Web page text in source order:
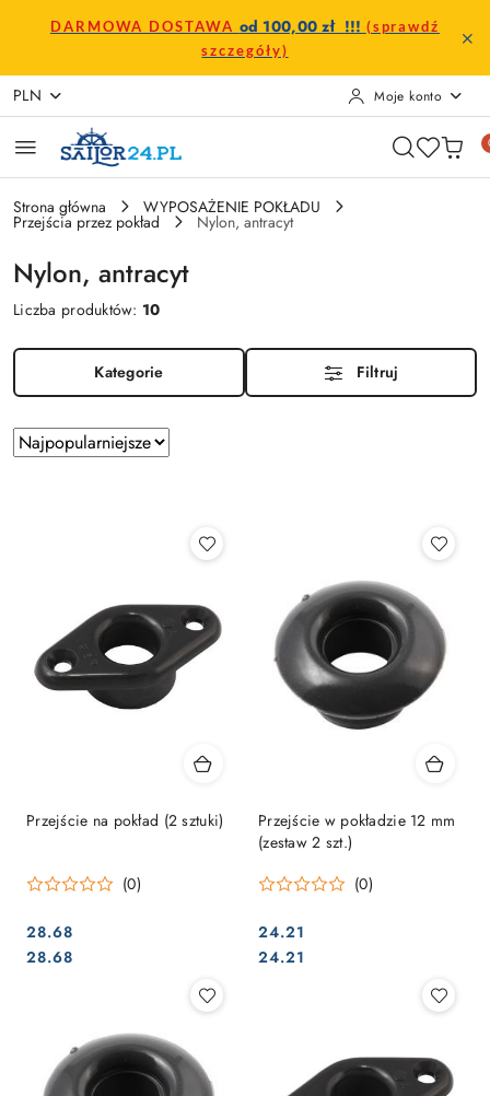
Przejdź do treści głównej
Przejdź do wyszukiwarki
Przejdź do moje konto
Przejdź do menu głównego
Przejdź do stopki
DARMOWA DOSTAWA od 100,00 zł !!! (sprawdź
szczegóły)
PLN Moje konto
Strona główna WYPOSAŻENIE POKŁADU
Przejścia przez pokład Nylon, antracyt
Nylon, antracyt
Liczba produktów: 10
Kategorie Filtruj
Zastosowano
sortowanie:
Sortuj
według
Przejście na pokład (2 sztuki)
(0)
Cena:
28.68
Cena:
28.68
Przejście w pokładzie 12 mm
(zestaw 2 szt.)
(0)
Cena:
24.21
Cena:
24.21